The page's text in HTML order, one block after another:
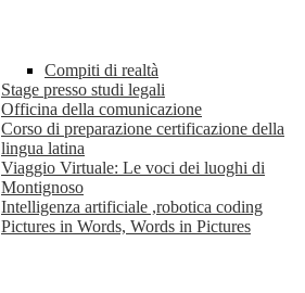
Compiti di realtà
Stage presso studi legali
Officina della comunicazione
Corso di preparazione certificazione della
lingua latina
Viaggio Virtuale: Le voci dei luoghi di
Montignoso
Intelligenza artificiale ,robotica coding
Pictures in Words, Words in Pictures